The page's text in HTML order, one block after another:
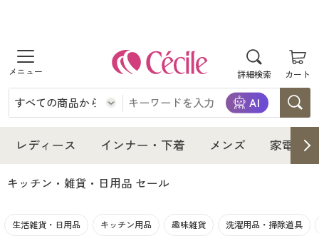
詳細検索 カート
商品を探す
レディース
レディースファッション
女性下着
インナー・下着
インナー・下着通販すべて
女性下着
メンズ
メンズ通販すべて
家電・雑貨
レディース インナー・下着 メンズ 家電・
キッチン・雑貨・日用品 セール
生活雑貨・日用品 キッチン用品 趣味雑貨 洗濯用品・掃除道具